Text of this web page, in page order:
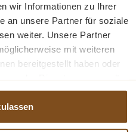
wir Informationen zu Ihrer
an unsere Partner für soziale
weiter. Unsere Partner
mit weiteren
bereitgestellt haben oder
PU-Leder / Weißes Fell
Preis:
€ (39% gespart)